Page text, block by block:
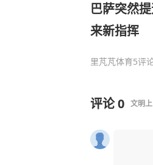
巴萨突然
来新指挥
里芃芃体育5评
评论0 文明